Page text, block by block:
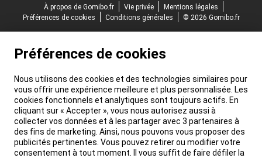
À propos de Gomibo.fr
Vie privée
Mentions légales
Préférences de cookies
Conditions générales © 2026 Gomibo.fr
Préférences de cookies
Nous utilisons des cookies et des technologies similaires pour
vous offrir une expérience meilleure et plus personnalisée. Les
cookies fonctionnels et analytiques sont toujours actifs. En
cliquant sur « Accepter », vous nous autorisez aussi à
collecter vos données et à les partager avec 3 partenaires à
des fins de marketing. Ainsi, nous pouvons vous proposer des
publicités pertinentes. Vous pouvez retirer ou modifier votre
consentement à tout moment. Il vous suffit de faire défiler la